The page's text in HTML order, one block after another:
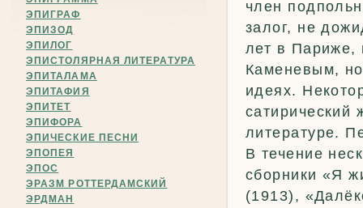
ЭПИГРАФ
ЭПИЗОД
ЭПИЛОГ
ЭПИСТОЛЯРНАЯ ЛИТЕРАТУРА
ЭПИТАЛАМА
ЭПИТАФИЯ
ЭПИТЕТ
ЭПИФОРА
ЭПИЧЕСКИЕ ПЕСНИ
ЭПОПЕЯ
ЭПОС
ЭРАЗМ РОТТЕРДАМСКИЙ
ЭРДМАН
член
залог, не
лет в
Каменевым,
идеях.
сатирический
литературе.
В течение
сборники «Я
(1913),